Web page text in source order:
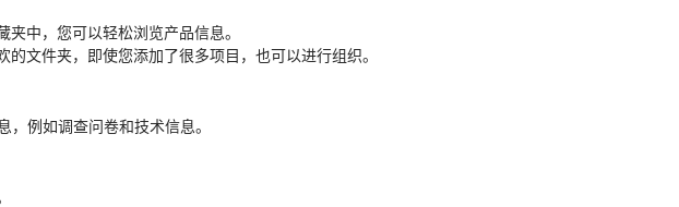
中，您可以轻松浏览产品信息。
文件夹，即使您添加了很多项目，也可以进行组织。
，例如调查问卷和技术信息。